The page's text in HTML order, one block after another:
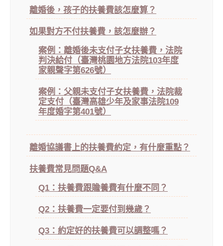
離婚後，孩子的扶養費該怎麼算？
如果對方不付扶養費，該怎麼辦？
案例：離婚後未支付子女扶養費，法院
判決給付（臺灣桃園地方法院103年度
家親聲字第626號）
案例：父親未支付子女扶養費，法院裁
定支付（臺灣高雄少年及家事法院109
年度婚字第401號）
離婚協議書上的扶養費約定，有什麼重點？
扶養費常見問題Q&A
Q1：扶養費跟贍養費有什麼不同？
Q2：扶養費一定要付到幾歲？
Q3：約定好的扶養費可以調整嗎？